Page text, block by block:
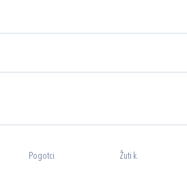
Pogotci Žuti k.